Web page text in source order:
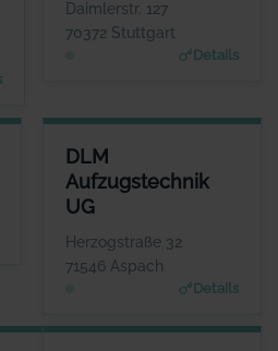
Daimlerstr. 127
70372 Stuttgart
Details
www.dibag.de
DLM
Aufzugstechnik
UG
Herzogstraße 32
71546 Aspach
Details
DLM AUFZUGSTECHNIK UG
ANSPRECHPARTNER
Herr Thorsten
www.dlm-aufzugstechnik.